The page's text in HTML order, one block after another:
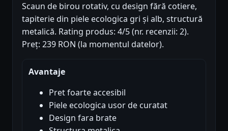
Scaun de birou rotativ, cu design fără cotiere,
tapiterie din piele ecologica gri și alb, structură
metalică. Rating produs: 4/5 (nr. recenzii: 2).
Preț: 239 RON (la momentul datelor).
Avantaje
Pret foarte accesibil
Piele ecologica usor de curatat
Design fara brate